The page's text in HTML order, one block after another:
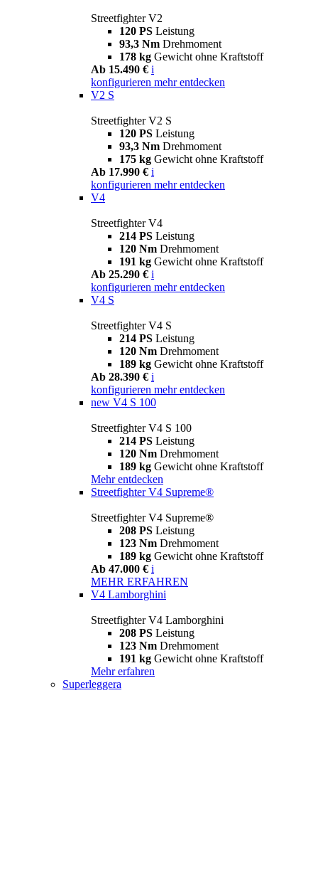
Streetfighter V2
120 PS Leistung
93,3 Nm Drehmoment
178 kg Gewicht ohne Kraftstoff
Ab 15.490 € i
konfigurieren mehr entdecken
V2 S
Streetfighter V2 S
120 PS Leistung
93,3 Nm Drehmoment
175 kg Gewicht ohne Kraftstoff
Ab 17.990 € i
konfigurieren mehr entdecken
V4
Streetfighter V4
214 PS Leistung
120 Nm Drehmoment
191 kg Gewicht ohne Kraftstoff
Ab 25.290 € i
konfigurieren mehr entdecken
V4 S
Streetfighter V4 S
214 PS Leistung
120 Nm Drehmoment
189 kg Gewicht ohne Kraftstoff
Ab 28.390 € i
konfigurieren mehr entdecken
new V4 S 100
Streetfighter V4 S 100
214 PS Leistung
120 Nm Drehmoment
189 kg Gewicht ohne Kraftstoff
Mehr entdecken
Streetfighter V4 Supreme®
Streetfighter V4 Supreme®
208 PS Leistung
123 Nm Drehmoment
189 kg Gewicht ohne Kraftstoff
Ab 47.000 € i
MEHR ERFAHREN
V4 Lamborghini
Streetfighter V4 Lamborghini
208 PS Leistung
123 Nm Drehmoment
191 kg Gewicht ohne Kraftstoff
Mehr erfahren
Superleggera